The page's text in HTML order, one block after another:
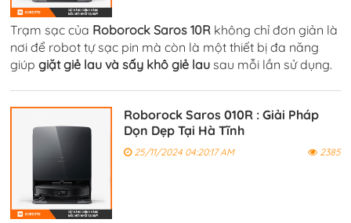
Trạm sạc của Roborock Saros 10R không chỉ đơn giản là
nơi để robot tự sạc pin mà còn là một thiết bị đa năng
giúpgiặt giẻ lau và sấy khô giẻ lau sau mỗi lần sử dụng.
Roborock Saros 010R : Giải Pháp
Dọn Dẹp Tại Hà Tĩnh
25/11/2024 04:20:17 AM 2385